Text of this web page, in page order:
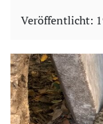
Veröffentlicht: